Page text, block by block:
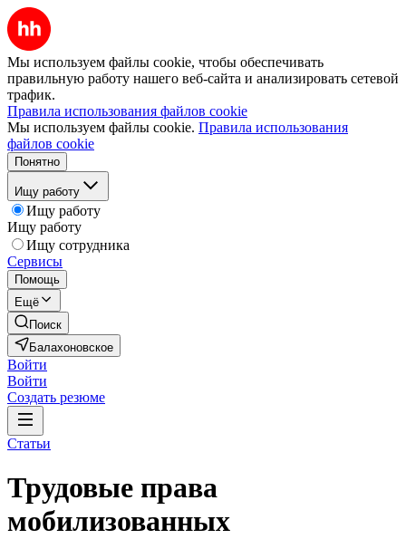
Мы используем файлы cookie, чтобы обеспечивать
правильную работу нашего веб-сайта и анализировать сетевой
трафик.
Правила использования файлов cookie
Мы используем файлы cookie. Правила использования
файлов cookie
Понятно
Ищу работу
Ищу работу
Ищу работу
Ищу сотрудника
Сервисы
Помощь
Ещё
Поиск
Балахоновское
Войти
Войти
Создать резюме
Статьи
Трудовые права
мобилизованных